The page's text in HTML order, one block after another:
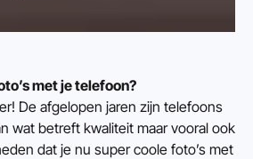
met je telefoon?
De afgelopen jaren zijn telefoons
wat betreft kwaliteit maar vooral ook
dat je nu super coole foto’s met